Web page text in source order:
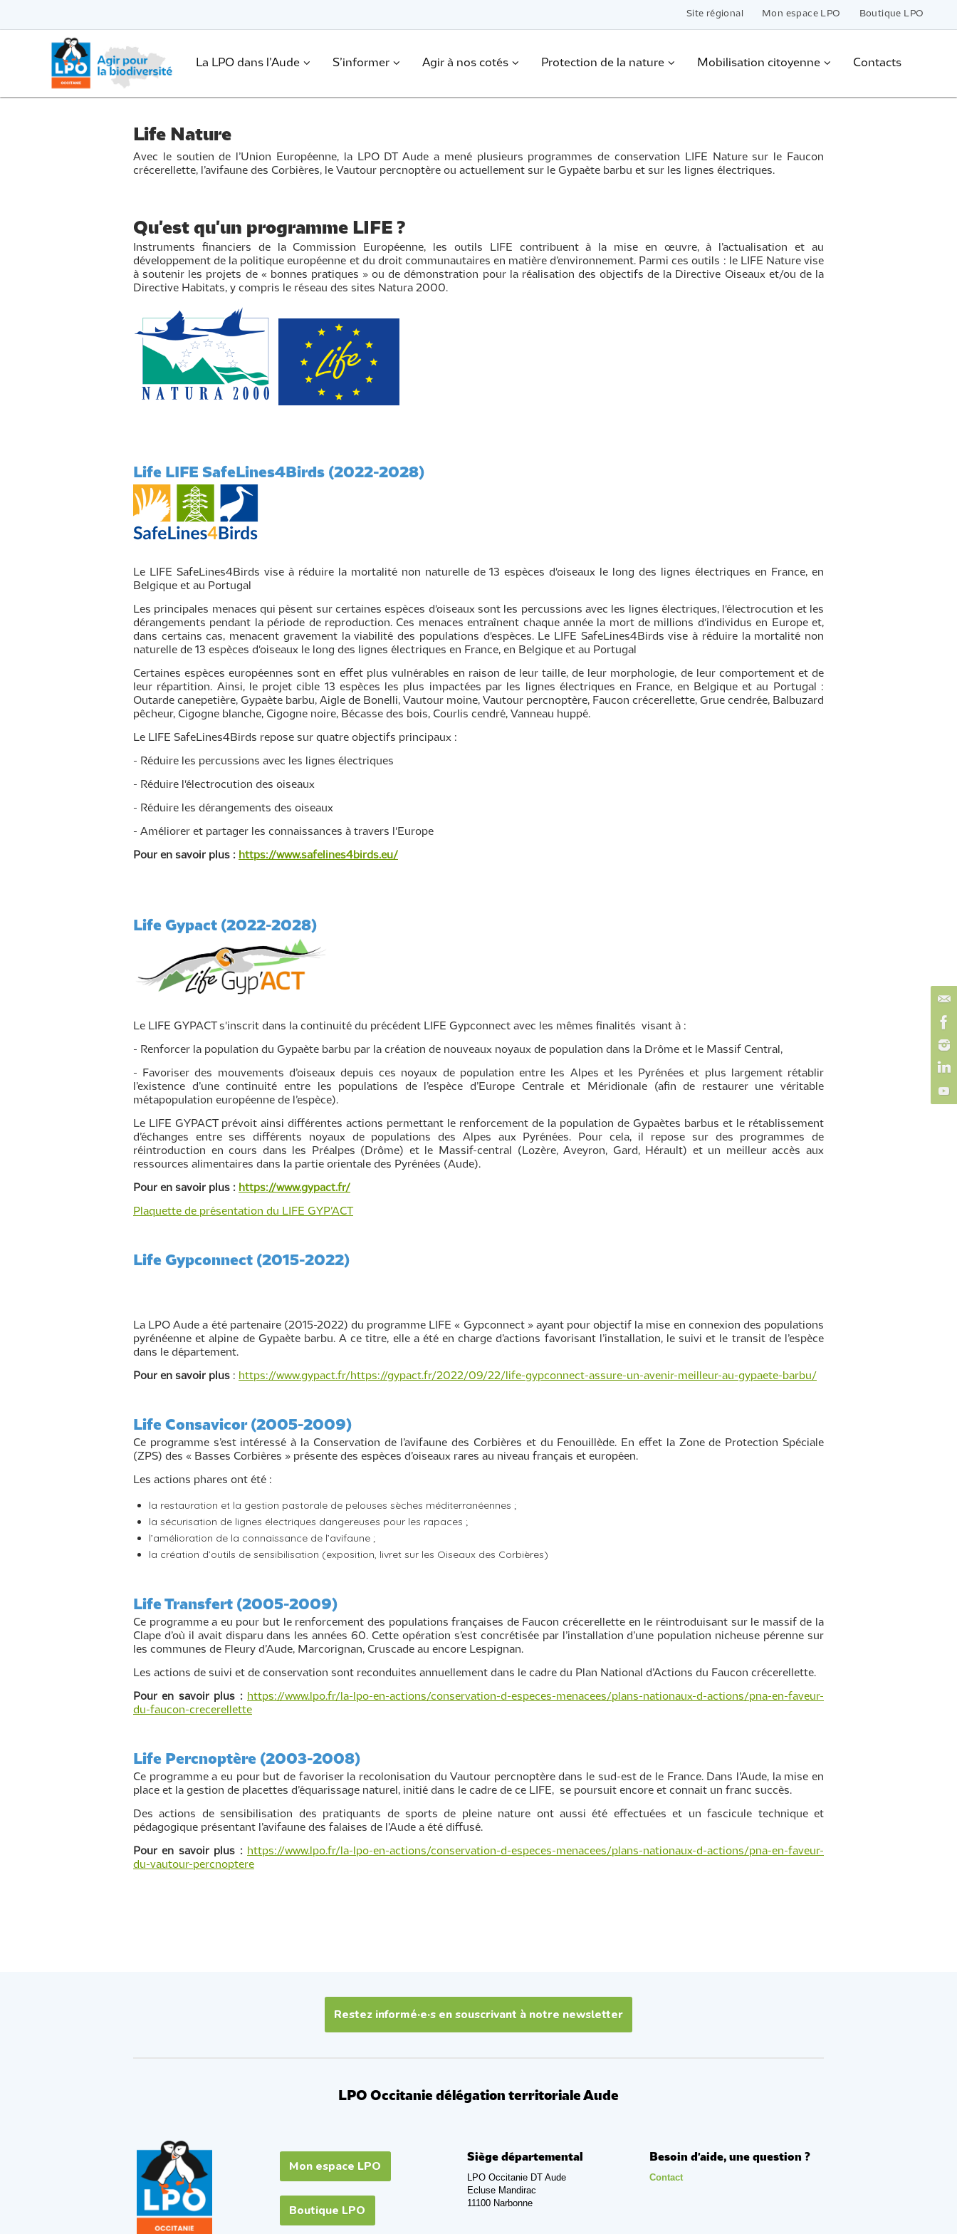
le
Site régional Mon espace LPO Boutique LPO
. La LPO dans l’Aude S’informer Agir à nos cotés Protection de la nature Mobilisation citoyenne Contacts
Life Nature
Avec le soutien de l’Union Européenne, la LPO DT Aude a mené plusieurs programmes de conservation LIFE Nature sur le Faucon
crécerellette, l’avifaune des Corbières, le Vautour percnoptère ou actuellement sur le Gypaète barbu et sur les lignes électriques.
Qu'est qu'un programme LIFE ?
Instruments financiers de la Commission Européenne, les outils LIFE contribuent à la mise en œuvre, à l’actualisation et au
développement de la politique européenne et du droit communautaires en matière d’environnement. Parmi ces outils : le LIFE Nature vise
à soutenir les projets de « bonnes pratiques » ou de démonstration pour la réalisation des objectifs de la Directive Oiseaux et/ou de la
Directive Habitats, y compris le réseau des sites Natura 2000.
Life LIFE SafeLines4Birds (2022-2028)
Le LIFE SafeLines4Birds vise à réduire la mortalité non naturelle de 13 espèces d'oiseaux le long des lignes électriques en France, en
Belgique et au Portugal
Les principales menaces qui pèsent sur certaines espèces d'oiseaux sont les percussions avec les lignes électriques, l'électrocution et les
dérangements pendant la période de reproduction. Ces menaces entraînent chaque année la mort de millions d'individus en Europe et,
dans certains cas, menacent gravement la viabilité des populations d'espèces. Le LIFE SafeLines4Birds vise à réduire la mortalité non
naturelle de 13 espèces d'oiseaux le long des lignes électriques en France, en Belgique et au Portugal
Certaines espèces européennes sont en effet plus vulnérables en raison de leur taille, de leur morphologie, de leur comportement et de
leur répartition. Ainsi, le projet cible 13 espèces les plus impactées par les lignes électriques en France, en Belgique et au Portugal :
Outarde canepetière, Gypaète barbu, Aigle de Bonelli, Vautour moine, Vautour percnoptère, Faucon crécerellette, Grue cendrée, Balbuzard
pêcheur, Cigogne blanche, Cigogne noire, Bécasse des bois, Courlis cendré, Vanneau huppé.
Le LIFE SafeLines4Birds repose sur quatre objectifs principaux :
- Réduire les percussions avec les lignes électriques
- Réduire l'électrocution des oiseaux
- Réduire les dérangements des oiseaux
- Améliorer et partager les connaissances à travers l'Europe
Pour en savoir plus : https://www.safelines4birds.eu/
Life Gypact (2022-2028)
Le LIFE GYPACT s'inscrit dans la continuité du précédent LIFE Gypconnect avec les mêmes finalités visant à :
- Renforcer la population du Gypaète barbu par la création de nouveaux noyaux de population dans la Drôme et le Massif Central,
- Favoriser des mouvements d’oiseaux depuis ces noyaux de population entre les Alpes et les Pyrénées et plus largement rétablir
l’existence d’une continuité entre les populations de l’espèce d’Europe Centrale et Méridionale (afin de restaurer une véritable
métapopulation européenne de l’espèce).
Le LIFE GYPACT prévoit ainsi différentes actions permettant le renforcement de la population de Gypaètes barbus et le rétablissement
d’échanges entre ses différents noyaux de populations des Alpes aux Pyrénées. Pour cela, il repose sur des programmes de
réintroduction en cours dans les Préalpes (Drôme) et le Massif-central (Lozère, Aveyron, Gard, Hérault) et un meilleur accès aux
ressources alimentaires dans la partie orientale des Pyrénées (Aude).
Pour en savoir plus : https://www.gypact.fr/
Plaquette de présentation du LIFE GYP’ACT
Life Gypconnect (2015-2022)
La LPO Aude a été partenaire (2015-2022) du programme LIFE « Gypconnect » ayant pour objectif la mise en connexion des populations
pyrénéenne et alpine de Gypaète barbu. A ce titre, elle a été en charge d’actions favorisant l’installation, le suivi et le transit de l’espèce
dans le département.
Pour en savoir plus : https://www.gypact.fr/https://gypact.fr/2022/09/22/life-gypconnect-assure-un-avenir-meilleur-au-gypaete-barbu/
Life Consavicor (2005-2009)
Ce programme s’est intéressé à la Conservation de l’avifaune des Corbières et du Fenouillède. En effet la Zone de Protection Spéciale
(ZPS) des « Basses Corbières » présente des espèces d’oiseaux rares au niveau français et européen.
Les actions phares ont été :
la restauration et la gestion pastorale de pelouses sèches méditerranéennes ;
la sécurisation de lignes électriques dangereuses pour les rapaces ;
l’amélioration de la connaissance de l’avifaune ;
la création d’outils de sensibilisation (exposition, livret sur les Oiseaux des Corbières)
Life Transfert (2005-2009)
Ce programme a eu pour but le renforcement des populations françaises de Faucon crécerellette en le réintroduisant sur le massif de la
Clape d’où il avait disparu dans les années 60. Cette opération s’est concrétisée par l’installation d’une population nicheuse pérenne sur
les communes de Fleury d’Aude, Marcorignan, Cruscade au encore Lespignan.
Les actions de suivi et de conservation sont reconduites annuellement dans le cadre du Plan National d’Actions du Faucon crécerellette.
Pour en savoir plus : https://www.lpo.fr/la-lpo-en-actions/conservation-d-especes-menacees/plans-nationaux-d-actions/pna-en-faveur-
du-faucon-crecerellette
Life Percnoptère (2003-2008)
Ce programme a eu pour but de favoriser la recolonisation du Vautour percnoptère dans le sud-est de le France. Dans l’Aude, la mise en
place et la gestion de placettes d’équarissage naturel, initié dans le cadre de ce LIFE, se poursuit encore et connait un franc succès.
Des actions de sensibilisation des pratiquants de sports de pleine nature ont aussi été effectuées et un fascicule technique et
pédagogique présentant l’avifaune des falaises de l’Aude a été diffusé.
Pour en savoir plus : https://www.lpo.fr/la-lpo-en-actions/conservation-d-especes-menacees/plans-nationaux-d-actions/pna-en-faveur-
du-vautour-percnoptere
Restez informé·e·s en souscrivant à notre newsletter
LPO Occitanie délégation territoriale Aude
Mon espace LPO
Boutique LPO
Siège départemental
LPO Occitanie DT Aude
Ecluse Mandirac
11100 Narbonne
Besoin d'aide, une question ?
Contact